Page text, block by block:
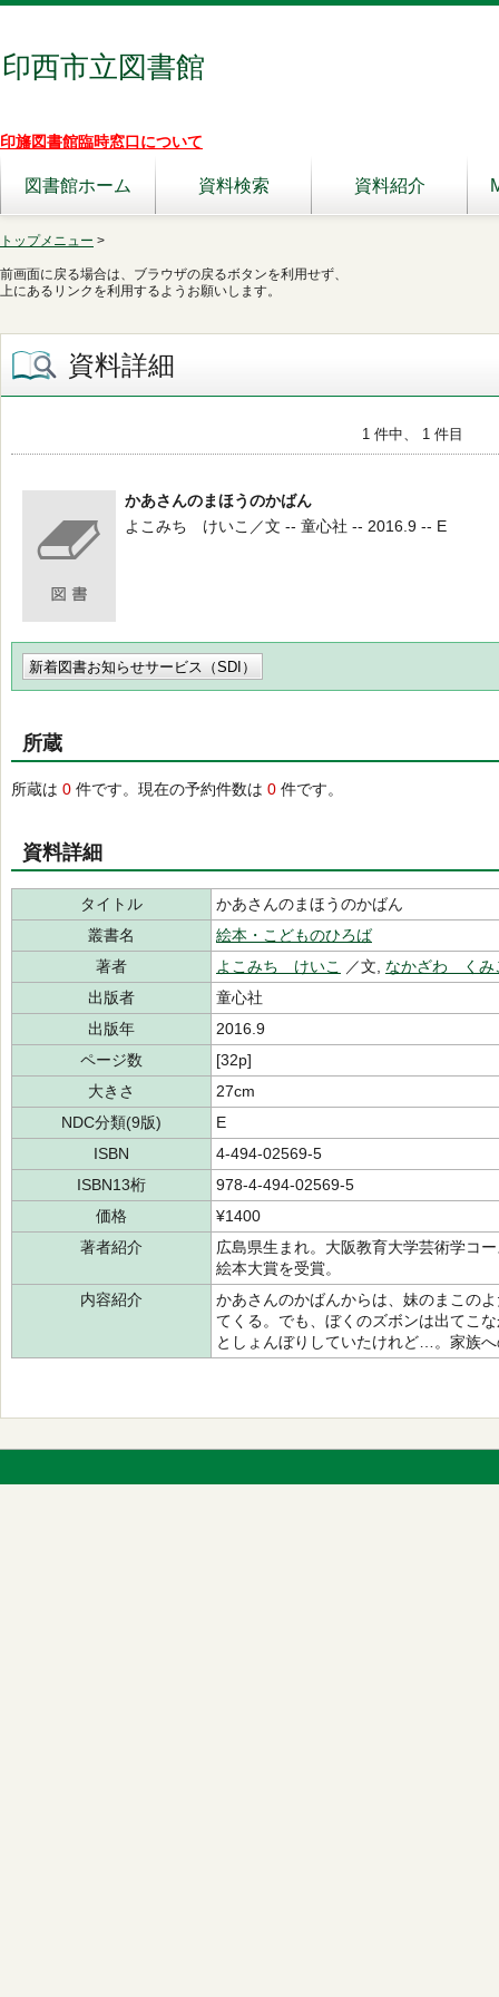
印西市立図書館
印旛図書館臨時窓口について
図書館ホーム 資料検索 資料紹介
トップメニュー >
前画面に戻る場合は、ブラウザの戻るボタンを利用せず、
上にあるリンクを利用するようお願いします。
資料詳細
1 件中、 1 件目
かあさんのまほうのかばん
よこみち けいこ／文 -- 童心社 -- 2016.9 -- E
新着図書お知らせサービス（SDI）
所蔵
所蔵は 0 件です。現在の予約件数は 0 件です。
資料詳細
タイトル
かあさんのまほうのかばん
叢書名
絵本・こどものひろば
著者
よこみち けいこ ／文, なかざわ くみ
出版者
童心社
出版年
2016.9
ページ数
[32p]
大きさ
27cm
NDC分類(9版)
E
ISBN
4-494-02569-5
ISBN13桁
978-4-494-02569-5
価格
¥1400
著者紹介
広島県生まれ。大阪教育大学芸術学コ
絵本大賞を受賞。
内容紹介
かあさんのかばんからは、妹のまこの
てくる。でも、ぼくのズボンは出てこ
としょんぼりしていたけれど…。家族